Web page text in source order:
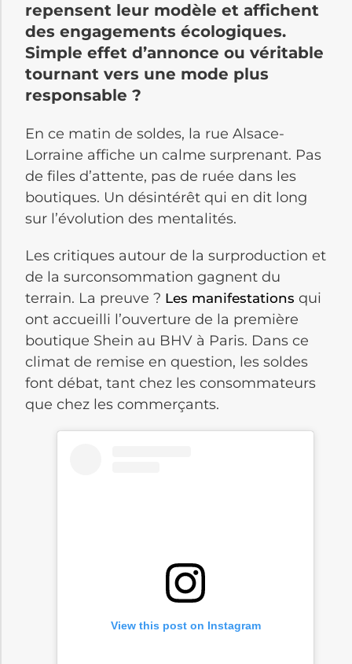
repensent leur modèle et affichent
des engagements écologiques.
Simple effet d’annonce ou véritable
tournant vers une mode plus
responsable ?
En ce matin de soldes, la rue Alsace-
Lorraine affiche un calme surprenant. Pas
de files d’attente, pas de ruée dans les
boutiques. Un désintérêt qui en dit long
sur l’évolution des mentalités.
Les critiques autour de la surproduction et
de la surconsommation gagnent du
terrain. La preuve ? Les manifestations qui
ont accueilli l’ouverture de la première
boutique Shein au BHV à Paris. Dans ce
climat de remise en question, les soldes
font débat, tant chez les consommateurs
que chez les commerçants.
View this post on Instagram